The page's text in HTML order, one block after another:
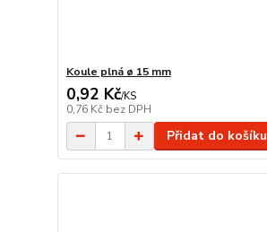
Koule plná ø 15 mm
0,92 Kč/KS
0,76 Kč bez DPH
Přidat do košíku